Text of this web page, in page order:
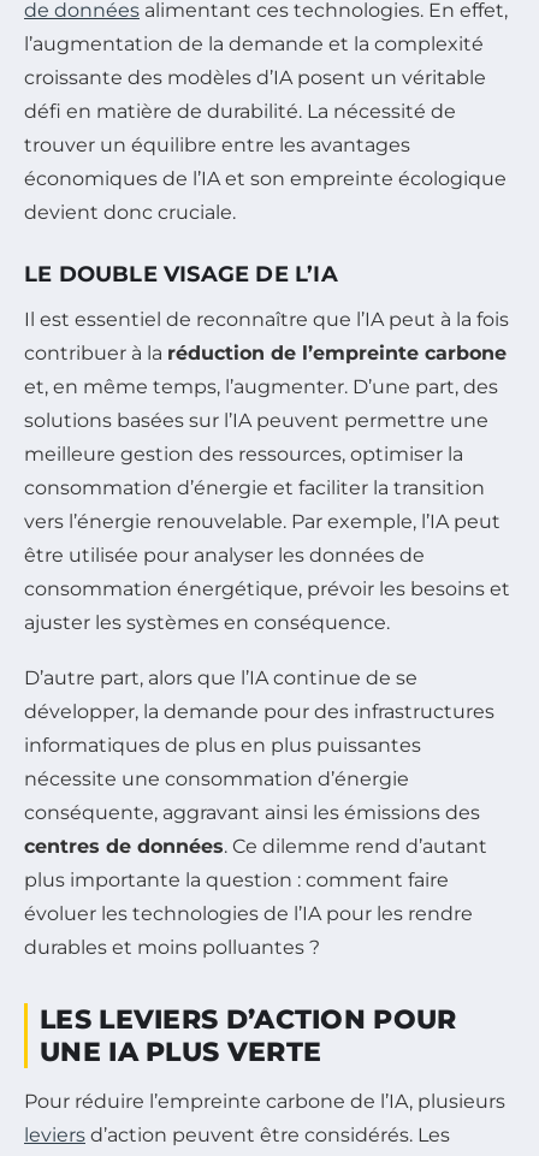
de données alimentant ces technologies. En effet,
l’augmentation de la demande et la complexité
croissante des modèles d’IA posent un véritable
défi en matière de durabilité. La nécessité de
trouver un équilibre entre les avantages
économiques de l’IA et son empreinte écologique
devient donc cruciale.
LE DOUBLE VISAGE DE L’IA
Il est essentiel de reconnaître que l’IA peut à la fois
contribuer à la réduction de l’empreinte carbone
et, en même temps, l’augmenter. D’une part, des
solutions basées sur l’IA peuvent permettre une
meilleure gestion des ressources, optimiser la
consommation d’énergie et faciliter la transition
vers l’énergie renouvelable. Par exemple, l’IA peut
être utilisée pour analyser les données de
consommation énergétique, prévoir les besoins et
ajuster les systèmes en conséquence.
D’autre part, alors que l’IA continue de se
développer, la demande pour des infrastructures
informatiques de plus en plus puissantes
nécessite une consommation d’énergie
conséquente, aggravant ainsi les émissions des
centres de données. Ce dilemme rend d’autant
plus importante la question : comment faire
évoluer les technologies de l’IA pour les rendre
durables et moins polluantes ?
LES LEVIERS D’ACTION POUR
UNE IA PLUS VERTE
Pour réduire l’empreinte carbone de l’IA, plusieurs
leviers d’action peuvent être considérés. Les